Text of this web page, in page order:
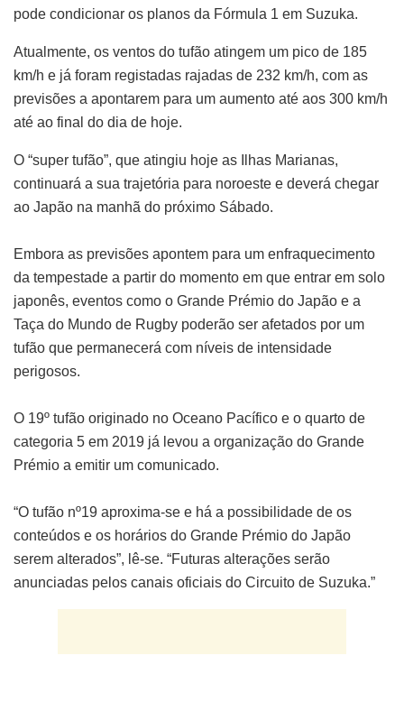
pode condicionar os planos da Fórmula 1 em Suzuka.
Atualmente, os ventos do tufão atingem um pico de 185
km/h e já foram registadas rajadas de 232 km/h, com as
previsões a apontarem para um aumento até aos 300 km/h
até ao final do dia de hoje.
O “super tufão”, que atingiu hoje as Ilhas Marianas,
continuará a sua trajetória para noroeste e deverá chegar
ao Japão na manhã do próximo Sábado.
Embora as previsões apontem para um enfraquecimento
da tempestade a partir do momento em que entrar em solo
japonês, eventos como o Grande Prémio do Japão e a
Taça do Mundo de Rugby poderão ser afetados por um
tufão que permanecerá com níveis de intensidade
perigosos.
O 19º tufão originado no Oceano Pacífico e o quarto de
categoria 5 em 2019 já levou a organização do Grande
Prémio a emitir um comunicado.
“O tufão nº19 aproxima-se e há a possibilidade de os
conteúdos e os horários do Grande Prémio do Japão
serem alterados”, lê-se. “Futuras alterações serão
anunciadas pelos canais oficiais do Circuito de Suzuka.”